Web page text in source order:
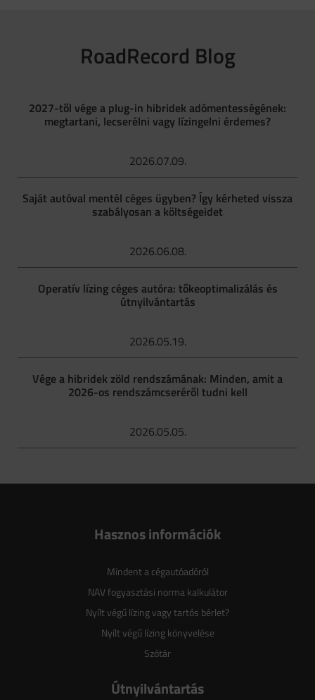
RoadRecord Blog
2027-től vége a plug-in hibridek adómentességének:
megtartani, lecserélni vagy lízingelni érdemes?
2026.07.09.
Saját autóval mentél céges ügyben? Így kérheted vissza
szabályosan a költségeidet
2026.06.08.
Operatív lízing céges autóra: tőkeoptimalizálás és
útnyilvántartás
2026.05.19.
Vége a hibridek zöld rendszámának: Minden, amit a
2026-os rendszámcseréről tudni kell
2026.05.05.
Hasznos információk
Mindent a cégautóadóról
NAV fogyasztási norma kalkulátor
Nyílt végű lízing vagy tartós bérlet?
Nyílt végű lízing könyvelése
Szótár
Útnyilvántartás